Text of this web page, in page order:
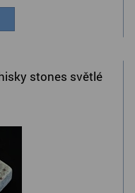
stones světlé